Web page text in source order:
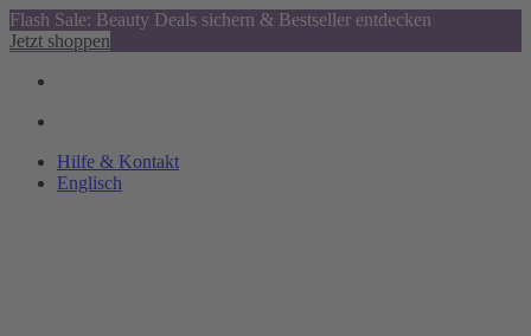
Flash Sale: Beauty Deals sichern & Bestseller entdecken
Jetzt shoppen
Hilfe & Kontakt
Englisch